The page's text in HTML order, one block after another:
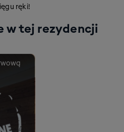
ręki!
w tej rezydencji